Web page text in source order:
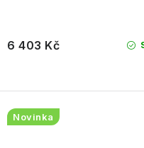
6 403 Kč
Novinka